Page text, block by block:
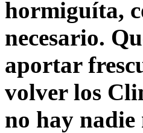
hormiguíta,
necesario.
aportar
volver los
no hay nadie